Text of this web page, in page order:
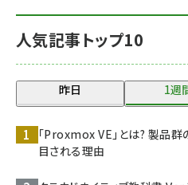
人気記事トップ10
昨日 1週
「Proxmox VE」とは? 製品
目される理由